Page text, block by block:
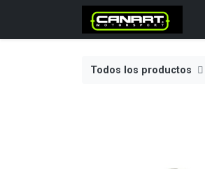
Todos los productos